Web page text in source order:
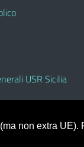
USR Sicilia
non extra